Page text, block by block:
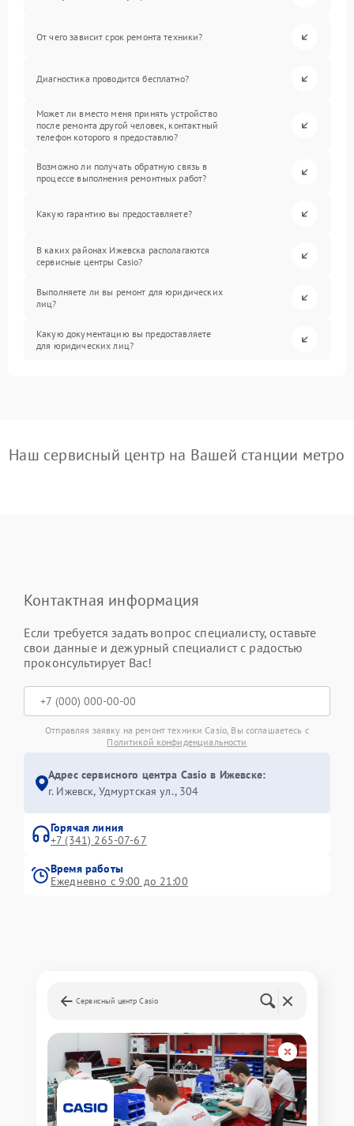
От чего зависит срок ремонта техники?
Диагностика проводится бесплатно?
Может ли вместо меня принять устройство
после ремонта другой человек, контактный
телефон которого я предоставлю?
Возможно ли получать обратную связь в
процессе выполнения ремонтных работ?
Какую гарантию вы предоставляете?
В каких районах Ижевска располагаются
сервисные центры Casio?
Выполняете ли вы ремонт для юридических
лиц?
Какую документацию вы предоставляете
для юридических лиц?
Наш сервисный центр на Вашей станции метро
Контактная информация
Если требуется задать вопрос специалисту, оставьте
свои данные и дежурный специалист с радостью
проконсультирует Вас!
Отправляя заявку на ремонт техники Casio, Вы соглашаетесь с
Политикой конфиденциальности
Адрес сервисного центра Casio в Ижевске:
г. Ижевск, Удмуртская ул., 304
Горячая линия
+7 (341) 265-07-67
Время работы
Ежедневно с 9:00 до 21:00
Сервисный центр Casio